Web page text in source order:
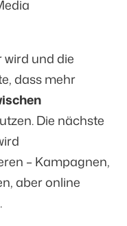
wird und die
dass mehr
Die nächste
– Kampagnen,
aber online